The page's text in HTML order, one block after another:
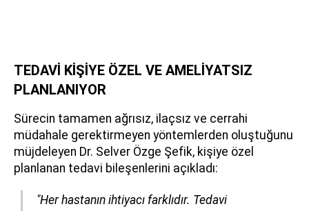
TEDAVİ KİŞİYE ÖZEL VE AMELİYATSIZ
PLANLANIYOR
Sürecin tamamen ağrısız, ilaçsız ve cerrahi
müdahale gerektirmeyen yöntemlerden oluştuğunu
müjdeleyen Dr. Selver Özge Şefik, kişiye özel
planlanan tedavi bileşenlerini açıkladı:
"Her hastanın ihtiyacı farklıdır. Tedavi